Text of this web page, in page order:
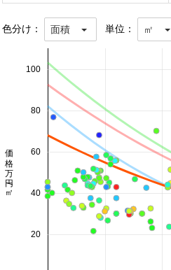
色分け： 面積 単位： ㎡
20
40
60
80
100
価格 万円/㎡